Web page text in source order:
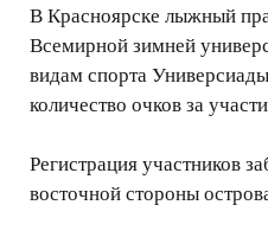
В Красноярске лыжный
Всемирной зимней
видам спорта
количество очков за
Регистрация участников
восточной стороны